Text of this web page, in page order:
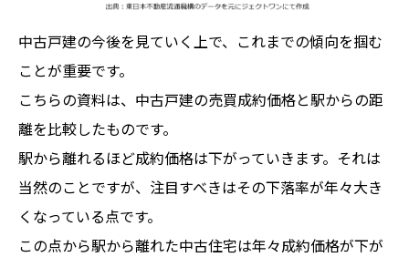
中古戸建の今後を見ていく上で、これまでの傾向を掴む
ことが重要です。
こちらの資料は、中古戸建の売買成約価格と駅からの距
離を比較したものです。
駅から離れるほど成約価格は下がっていきます。それは
当然のことですが、注目すべきはその下落率が年々大き
くなっている点です。
この点から駅から離れた中古住宅は年々成約価格が下が